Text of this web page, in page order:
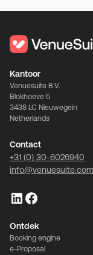
Kantoor
Venuesuite B.V.
Blokhoeve 5
3438 LC Nieuwegein
Netherlands
Contact
+31 (0) 30-6026940
info@venuesuite.com
Ontdek
Booking engine
e-Proposal